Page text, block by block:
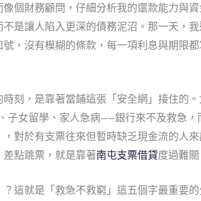
個財務顧問，仔細分析我的還款能力與
是讓人陷入更深的債務泥沼。那一天，
，沒有模糊的條款，每一項利息與期限
刻，是靠著當鋪這張「安全網」接住的
女留學、家人急病——銀行來不及救急，
，對於有支票往來但暫時缺乏現金流的人
點跳票，就是靠著南屯支票借貸度過難關
這就是「 救急不救窮 」這五個字最重要